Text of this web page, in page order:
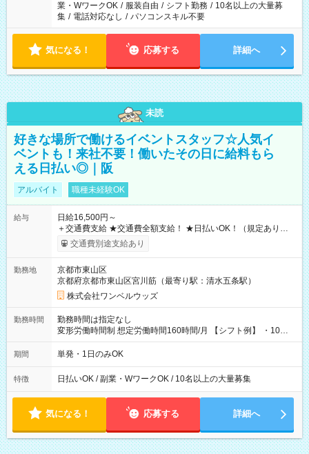
業・WワークOK / 服装自由 / シフト勤務 / 10名以上の大量募
集 / 電話対応なし / パソコンスキル不要
気になる！ 応募する 詳細へ
未読
好きな場所で働けるイベントスタッフ☆人気イ
ベントも！来社不要！働いたその日に給料もら
える日払い◎｜阪
アルバイト 職種未経験OK
給与
日給16,500円～
＋交通費支給 ★交通費全額支給！ ★日払いOK！（規定あり） ┗
働いたその日に現金GET♪ お仕事後はコンビニATMから 日払
交通費別途支給あり
勤務地
京都市東山区
京都府京都市東山区宮川筋（最寄り駅：清水五条駅）
株式会社ワンベルウッズ
勤務時間
勤務時間は指定なし
変形労働時間制 想定労働時間160時間/月 【シフト例】 ・10：
00～20：00
期間 単発・1日のみOK
特徴 日払いOK / 副業・WワークOK / 10名以上の大量募集
気になる！ 応募する 詳細へ